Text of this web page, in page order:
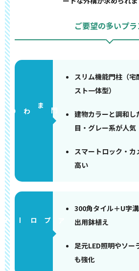
ご要望の多いプラ
門まわり
スリム機能門柱（宅
スト一体型）
建物カラーと調和し
目・グレー系が人気
スマートロック・カ
高い
アプローチ
300角タイル＋U字
出用鉢植え
足元LED照明やソー
も強化